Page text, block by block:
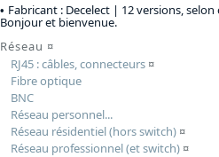
Fabricant : Decelect | 12 versions, selon
Bonjour et bienvenue.
Réseau ¤
RJ45 : câbles, connecteurs¤
Fibre optique
BNC
Réseau personnel...
Réseau résidentiel (hors switch)¤
Réseau professionnel (et switch)¤